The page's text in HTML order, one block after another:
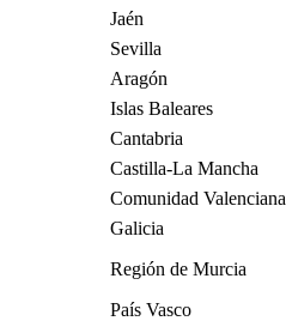
Jaén
Sevilla
Aragón
Islas Baleares
Cantabria
Castilla-La Mancha
Comunidad Valenciana
Galicia
Región de Murcia
País Vasco